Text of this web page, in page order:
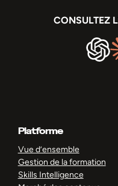
CONSULTEZ
Platforme
Vue d’ensemble
Gestion de la formation
Skills Intelligence